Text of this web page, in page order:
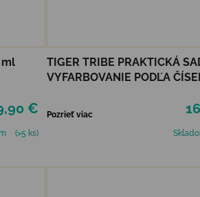
ml
€
(>5 ks)
TIGER TRIBE PRAKTICKÁ
VYFARBOVANIE PODĽA
Pozrieť viac